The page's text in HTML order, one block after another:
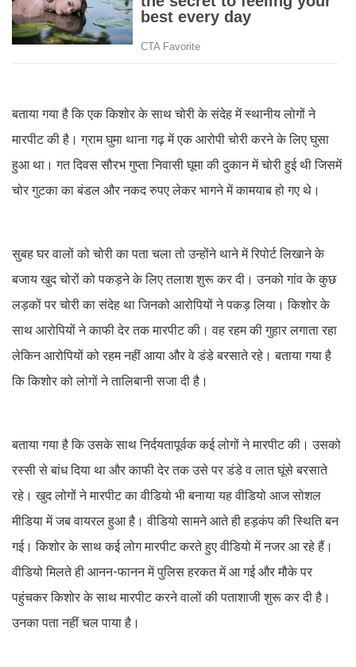
बताया गया है कि एक किशोर के साथ चोरी के संदेह में स्थानीय लोगों ने
मारपीट की है। ग्राम घुमा थाना गढ़ में एक आरोपी चोरी करने के लिए घुसा
हुआ था। गत दिवस सौरभ गुप्ता निवासी घूमा की दुकान में चोरी हुई थी जिसमें
चोर गुटका का बंडल और नकद रुपए लेकर भागने में कामयाब हो गए थे।
सुबह घर वालों को चोरी का पता चला तो उन्होंने थाने में रिपोर्ट लिखाने के
बजाय खुद चोरों को पकड़ने के लिए तलाश शुरू कर दी। उनको गांव के कुछ
लड़कों पर चोरी का संदेह था जिनको आरोपियों ने पकड़ लिया। किशोर के
साथ आरोपियों ने काफी देर तक मारपीट की। वह रहम की गुहार लगाता रहा
लेकिन आरोपियों को रहम नहीं आया और वे डंडे बरसाते रहे। बताया गया है
कि किशोर को लोगों ने तालिबानी सजा दी है।
बताया गया है कि उसके साथ निर्दयतापूर्वक कई लोगों ने मारपीट की। उसको
रस्सी से बांध दिया था और काफी देर तक उसे पर डंडे व लात घूंसे बरसाते
रहे। खुद लोगों ने मारपीट का वीडियो भी बनाया यह वीडियो आज सोशल
मीडिया में जब वायरल हुआ है। वीडियो सामने आते ही हड़कंप की स्थिति बन
गई। किशोर के साथ कई लोग मारपीट करते हुए वीडियो में नजर आ रहे हैं।
वीडियो मिलते ही आनन-फानन में पुलिस हरकत में आ गई और मौके पर
पहुंचकर किशोर के साथ मारपीट करने वालों की पताशाजी शुरू कर दी है।
उनका पता नहीं चल पाया है।